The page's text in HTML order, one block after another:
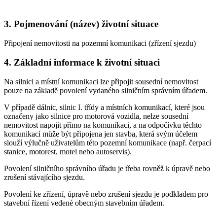
3. Pojmenování (název) životní situace
Připojení nemovitosti na pozemní komunikaci (zřízení sjezdu)
4. Základní informace k životní situaci
Na silnici a místní komunikaci lze připojit sousední nemovitost
pouze na základě povolení vydaného silničním správním úřadem.
V případě dálnic, silnic I. třídy a místních komunikací, které jsou
označeny jako silnice pro motorová vozidla, nelze sousední
nemovitost napojit přímo na komunikaci, a na odpočívku těchto
komunikací může být připojena jen stavba, která svým účelem
slouží výlučně uživatelům této pozemní komunikace (např. čerpací
stanice, motorest, motel nebo autoservis).
Povolení silničního správního úřadu je třeba rovněž k úpravě nebo
zrušení stávajícího sjezdu.
Povolení ke zřízení, úpravě nebo zrušení sjezdu je podkladem pro
stavební řízení vedené obecným stavebním úřadem.